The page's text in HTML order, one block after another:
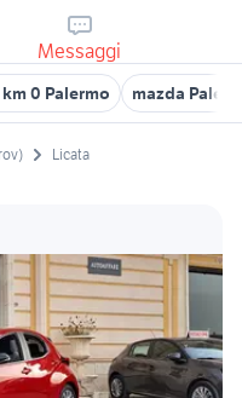
Messaggi
0 Palermo mazda
Licata